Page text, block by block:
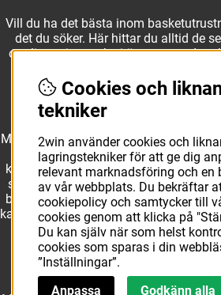
Vill du ha det bästa inom
det du söker. Här hittar du alltid de
otroliga priser, och vi är noga med att
nyheter i webbshopen. Det gör oss
som vill ha utrustning som
Med ett av Sveriges största kläd- och
kan vi erbjuda allt som du eller din
kvalitativa basketbollar och
som Molten, Nike, Adidas och
basketkläder från Jordan. I vårt breda
kan vi erbjuda matchkläder som ger
på och utanför planen. Oavsett
basketutrustning kan du vara
Cookies och
tekniker
2win använder cookies och
lagringstekniker för att ge dig
relevant marknadsföring och en
av vår webbplats. Du bekräftar
cookiepolicy och samtycker till
cookies genom att klicka på
Du kan själv när som helst
cookies som sparas i din
”Inställningar”.
Anpassa
Godkänn alla